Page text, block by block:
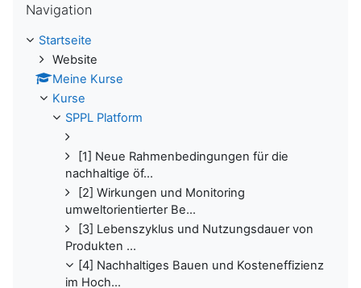
Navigation
Startseite
Website
Meine Kurse
Kurse
SPPL Platform
[1] Neue Rahmenbedingungen für die
nachhaltige öf...
[2] Wirkungen und Monitoring
umweltorientierter Be...
[3] Lebenszyklus und Nutzungsdauer von
Produkten ...
[4] Nachhaltiges Bauen und Kosteneffizienz
im Hoch...